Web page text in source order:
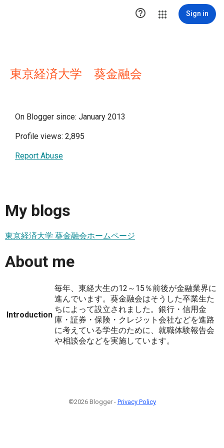
 Sign in
東京経済大学 葵金融会
On Blogger since: January 2013
Profile views: 2,895
Report Abuse
My blogs
東京経済大学 葵金融会ホームページ
About me
Introduction
毎年、東経大生の12～15％前後が金融業界に
進んでいます。葵金融会はそうした卒業生た
ちによって設立されました。銀行・信用金
庫・証券・保険・クレジット会社などを進路
に考えている学生のために、就職体験報告会
や相談会などを実施しています。
©2026 Blogger - Privacy Policy